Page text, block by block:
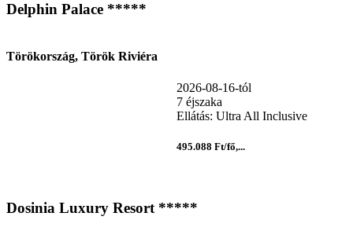
Delphin Palace *****
Törökország, Török Riviéra
2026-08-16-tól
7 éjszaka
Ellátás: Ultra All Inclusive
495.088 Ft/fő,...
Dosinia Luxury Resort *****